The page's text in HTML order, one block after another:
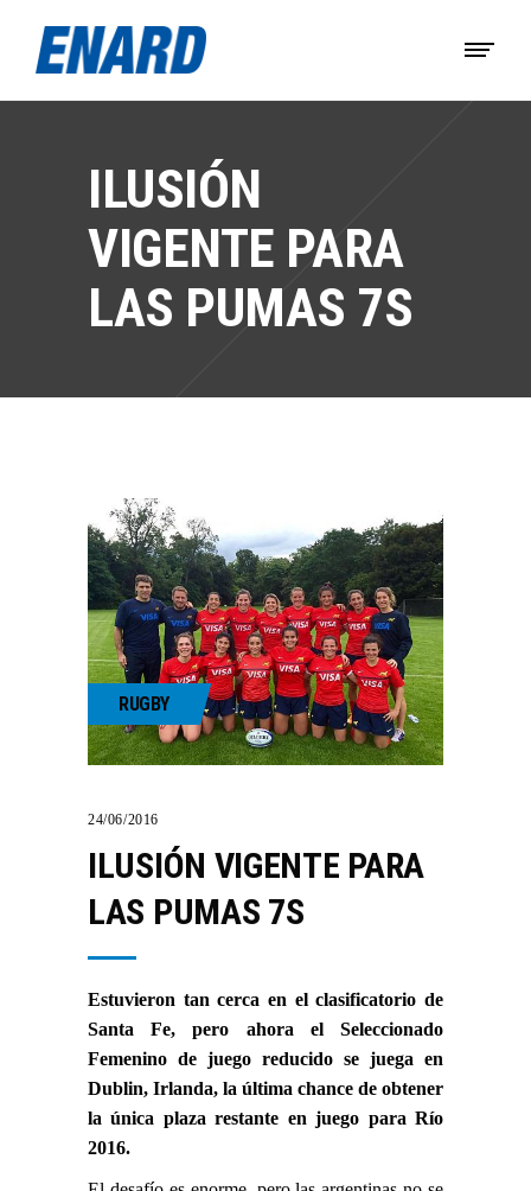
ILUSIÓN
VIGENTE PARA
LAS PUMAS 7S
RUGBY
24/06/2016
ILUSIÓN VIGENTE PARA
LAS PUMAS 7S
Estuvieron tan cerca en el clasificatorio de
Santa Fe, pero ahora el Seleccionado
Femenino de juego reducido se juega en
Dublin, Irlanda, la última chance de obtener
la única plaza restante en juego para Río
2016.